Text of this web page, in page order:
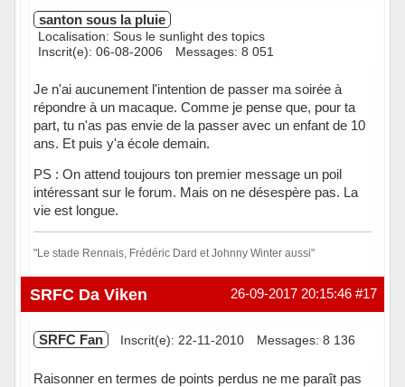
santon sous la pluie
Localisation: Sous le sunlight des topics
Inscrit(e): 06-08-2006
Messages: 8 051
Je n'ai aucunement l'intention de passer ma soirée à
répondre à un macaque. Comme je pense que, pour ta
part, tu n'as pas envie de la passer avec un enfant de 10
ans. Et puis y'a école demain.
PS : On attend toujours ton premier message un poil
intéressant sur le forum. Mais on ne désespère pas. La
vie est longue.
"Le stade Rennais, Frédéric Dard et Johnny Winter aussi"
Hors ligne #17
26-09-2017 20:15:46
SRFC Da Viken
SRFC Fan Inscrit(e): 22-11-2010 Messages: 8 136
Raisonner en termes de points perdus ne me paraît pas